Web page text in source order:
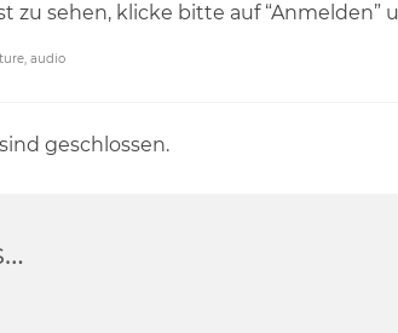
zu sehen, klicke bitte auf “Anmelden”
, audio
geschlossen.